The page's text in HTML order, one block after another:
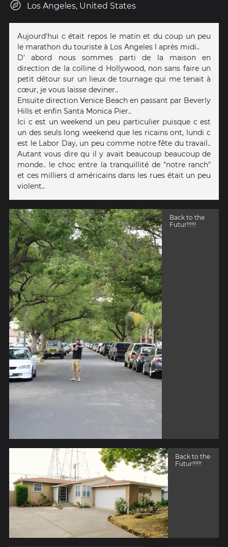
Los Angeles, United States
Aujourd'hui c était repos le matin et du coup un peu
le marathon du touriste à Los Angeles l après midi..
D' abord nous sommes parti de la maison en
direction de la colline d Hollywood, non sans faire un
petit détour sur un lieux de tournage qui me tenait à
cœur, je vous laisse deviner..
Ensuite direction Venice Beach en passant par Beverly
Hills et enfin Santa Monica Pier..
Ici c est un weekend un peu particulier puisque c est
un des seuls long weekend que les ricains ont, lundi c
est le Labor Day, un peu comme notre fête du travail..
Autant vous dire qu il y avait beaucoup beaucoup de
monde.. le choc entre la tranquillité de "notre ranch"
et ces milliers d américains dans les rues était un peu
violent..
Back to the
Futur!!!!!!
Back to the
Futur!!!!!!